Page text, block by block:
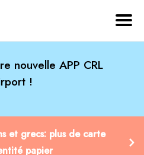
nouvelle APP CRL
!
et grecs: plus de carte
papier